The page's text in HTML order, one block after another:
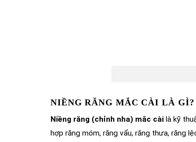
NIỀNG RĂNG MẮC CÀI LÀ GÌ?
Niềng răng (chỉnh nha) mắc cài là kỹ
hợp răng móm, răng vẩu, răng thưa, răng